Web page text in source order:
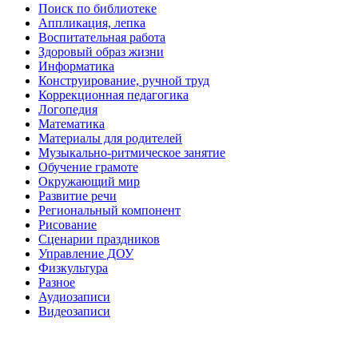
Поиск по библиотеке
Аппликация, лепка
Воспитательная работа
Здоровый образ жизни
Информатика
Конструирование, ручной труд
Коррекционная педагогика
Логопедия
Математика
Материалы для родителей
Музыкально-ритмическое занятие
Обучение грамоте
Окружающий мир
Развитие речи
Региональный компонент
Рисование
Сценарии праздников
Управление ДОУ
Физкультура
Разное
Аудиозаписи
Видеозаписи